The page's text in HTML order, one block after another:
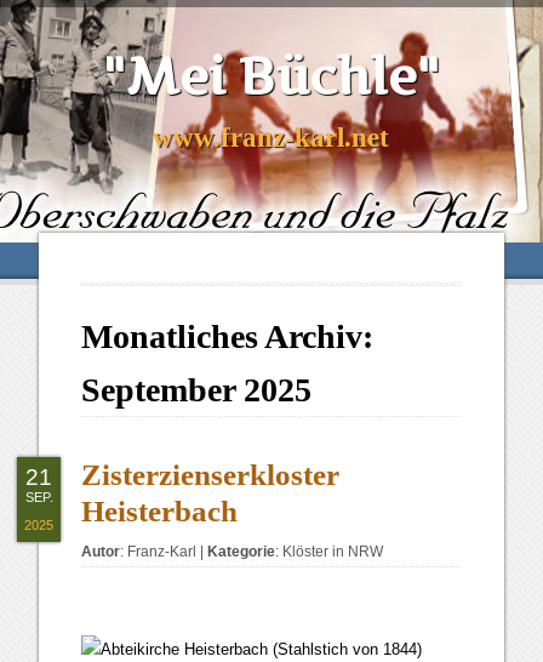
"Mei Büchle"
www.franz-karl.net
Monatliches Archiv:
September 2025
Zisterzienserkloster
Heisterbach
Autor: Franz-Karl Kategorie: Klöster in NRW
21
SEP.
2025